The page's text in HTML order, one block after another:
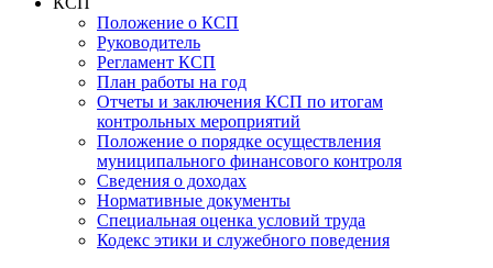
Положение о КСП
Руководитель
Регламент КСП
План работы на год
Отчеты и заключения КСП по итогам
контрольных мероприятий
Положение о порядке осуществления
муниципального финансового контроля
Сведения о доходах
Нормативные документы
Специальная оценка условий труда
Кодекс этики и служебного поведения